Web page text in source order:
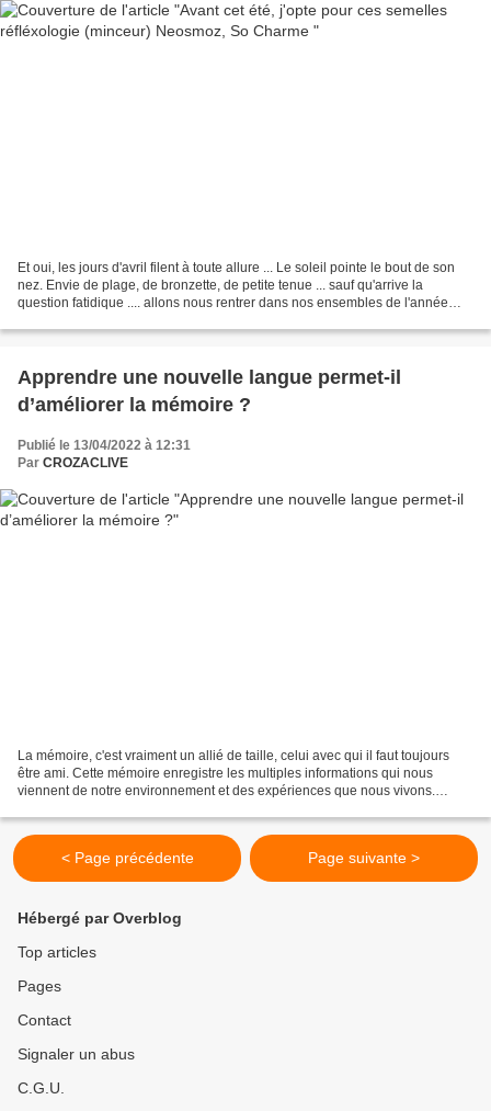
Et oui, les jours d'avril filent à toute allure ... Le soleil pointe le bout de son
nez. Envie de plage, de bronzette, de petite tenue ... sauf qu'arrive la
question fatidique .... allons nous rentrer dans nos ensembles de l'année
Apprendre une nouvelle langue permet-il
d’améliorer la mémoire ?
Publié le 13/04/2022 à 12:31
Par CROZACLIVE
La mémoire, c'est vraiment un allié de taille, celui avec qui il faut toujours
être ami. Cette mémoire enregistre les multiples informations qui nous
viennent de notre environnement et des expériences que nous vivons.
< Page précédente Page suivante >
Hébergé par Overblog
Top articles
Pages
Contact
Signaler un abus
C.G.U.